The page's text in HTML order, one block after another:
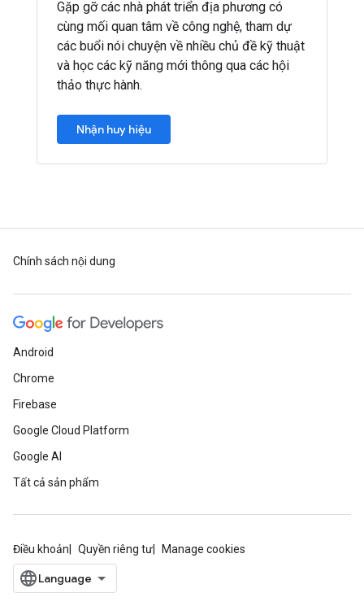
Gặp gỡ các nhà phát triển địa phương có
cùng mối quan tâm về công nghệ, tham dự
các buổi nói chuyện về nhiều chủ đề kỹ thuật
và học các kỹ năng mới thông qua các hội
thảo thực hành.
Nhận huy hiệu
Chính sách nội dung
Android
Chrome
Firebase
Google Cloud Platform
Google AI
Tất cả sản phẩm
Điều khoản Quyền riêng tư Manage cookies